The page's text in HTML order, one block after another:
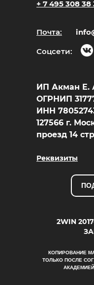
+ 7 495 308 38
ИП Акман Е.
ОГРНИП
ИНН
127566 г.
проезд 14
Почта:
КОПИРОВАНИЕ
ТОЛЬКО ПОСЛЕ
АКАДЕМИЕЙ
2WIN
Соцсети:
Реквизиты